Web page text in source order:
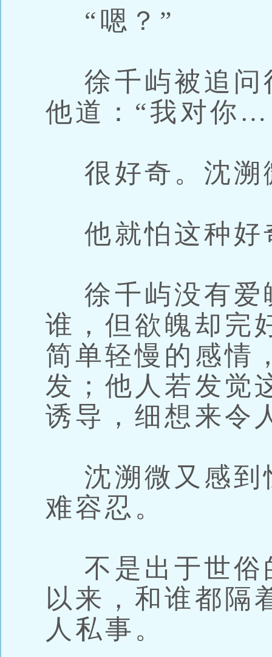
“嗯？”
徐千屿被追问
他道：“我对你
很好奇。沈溯
他就怕这种好
徐千屿没有爱
谁，但欲魄却完
简单轻慢的感情
发；他人若发觉
诱导，细想来令
沈溯微又感到
难容忍。
不是出于世俗
以来，和谁都隔
人私事。